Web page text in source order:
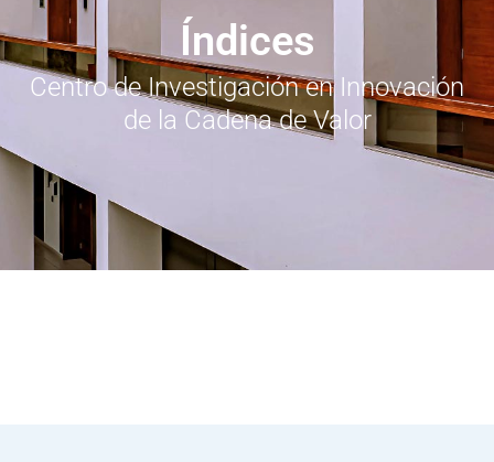
Índices
Centro de Investigación en Innovación
de la Cadena de Valor